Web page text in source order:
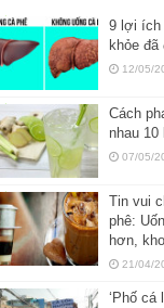
9 lợi ích
khỏe
12/05/
Cách
nhau
07/05/
Tin vui
phê:
hơn,
21/04/
‘Phố cá